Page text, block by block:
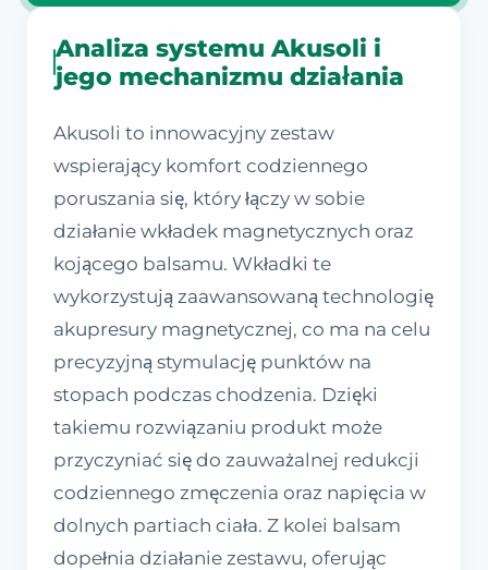
Analiza systemu Akusoli i
jego mechanizmu działania
Akusoli to innowacyjny zestaw
wspierający komfort codziennego
poruszania się, który łączy w sobie
działanie wkładek magnetycznych oraz
kojącego balsamu. Wkładki te
wykorzystują zaawansowaną technologię
akupresury magnetycznej, co ma na celu
precyzyjną stymulację punktów na
stopach podczas chodzenia. Dzięki
takiemu rozwiązaniu produkt może
przyczyniać się do zauważalnej redukcji
codziennego zmęczenia oraz napięcia w
dolnych partiach ciała. Z kolei balsam
dopełnia działanie zestawu, oferując